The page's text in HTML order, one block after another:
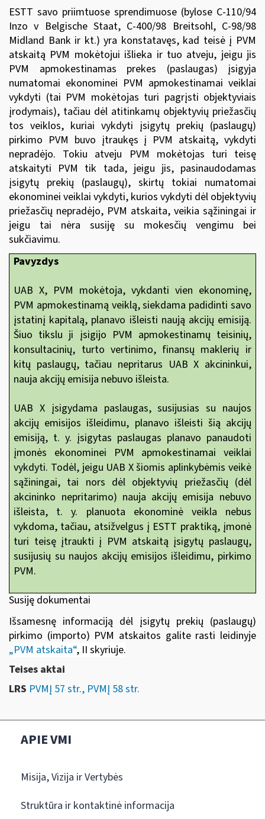
ESTT savo priimtuose sprendimuose (bylose C-110/94
Inzo v Belgische Staat, C-400/98 Breitsohl, C-98/98
Midland Bank ir kt.) yra konstatavęs, kad teisė į PVM
atskaitą PVM mokėtojui išlieka ir tuo atveju, jeigu jis
PVM apmokestinamas prekes (paslaugas) įsigyja
numatomai ekonominei PVM apmokestinamai veiklai
vykdyti (tai PVM mokėtojas turi pagrįsti objektyviais
įrodymais), tačiau dėl atitinkamų objektyvių priežasčių
tos veiklos, kuriai vykdyti įsigytų prekių (paslaugų)
pirkimo PVM buvo įtraukęs į PVM atskaitą, vykdyti
nepradėjo. Tokiu atveju PVM mokėtojas turi teisę
atskaityti PVM tik tada, jeigu jis, pasinaudodamas
įsigytų prekių (paslaugų), skirtų tokiai numatomai
ekonominei veiklai vykdyti, kurios vykdyti dėl objektyvių
priežasčių nepradėjo, PVM atskaita, veikia sąžiningai ir
jeigu tai nėra susiję su mokesčių vengimu bei
sukčiavimu.
Pavyzdys
UAB X, PVM mokėtoja, vykdanti vien ekonominę,
PVM apmokestinamą veiklą, siekdama padidinti savo
įstatinį kapitalą, planavo išleisti naują akcijų emisiją.
Šiuo tikslu ji įsigijo PVM apmokestinamų teisinių,
konsultacinių, turto vertinimo, finansų maklerių ir
kitų paslaugų, tačiau nepritarus UAB X akcininkui,
nauja akcijų emisija nebuvo išleista.
UAB X įsigydama paslaugas, susijusias su naujos
akcijų emisijos išleidimu, planavo išleisti šią akcijų
emisiją, t. y. įsigytas paslaugas planavo panaudoti
įmonės ekonominei PVM apmokestinamai veiklai
vykdyti. Todėl, jeigu UAB X šiomis aplinkybėmis veikė
sąžiningai, tai nors dėl objektyvių priežasčių (dėl
akcininko nepritarimo) nauja akcijų emisija nebuvo
išleista, t. y. planuota ekonominė veikla nebus
vykdoma, tačiau, atsižvelgus į ESTT praktiką, įmonė
turi teisę įtraukti į PVM atskaitą įsigytų paslaugų,
susijusių su naujos akcijų emisijos išleidimu, pirkimo
PVM.
Susiję dokumentai
Išsamesnę informaciją dėl įsigytų prekių (paslaugų)
pirkimo (importo) PVM atskaitos galite rasti leidinyje
„PVM atskaita“, II skyriuje.
Teises aktai
LRS PVMĮ 57 str., PVMĮ 58 str.
APIE VMI
Misija, Vizija ir Vertybės
Struktūra ir kontaktinė informacija